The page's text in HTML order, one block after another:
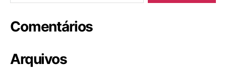
Comentários
Arquivos